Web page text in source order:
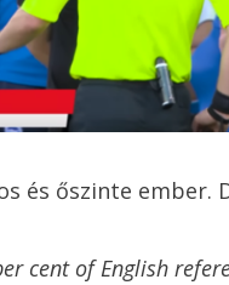
és őszinte ember.
cent of English